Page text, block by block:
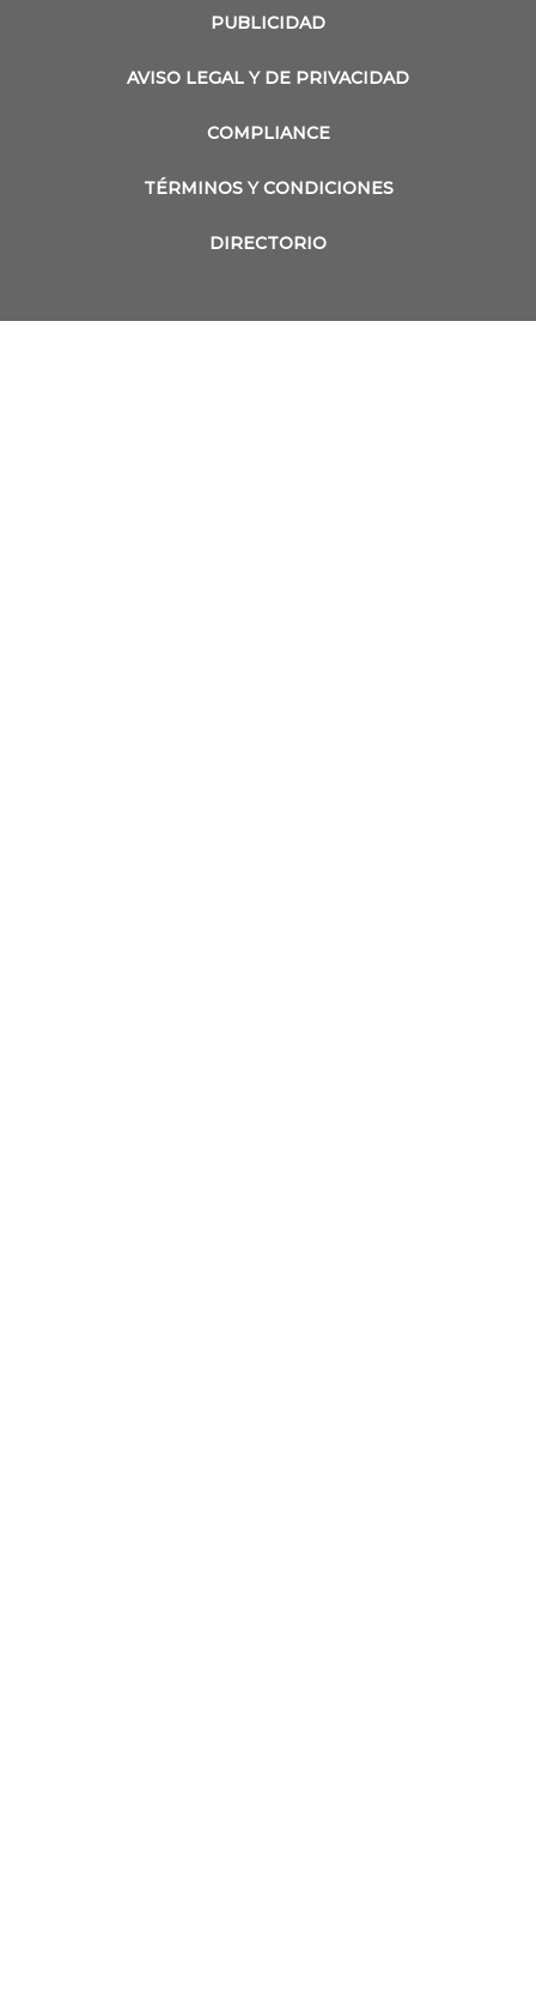
PUBLICIDAD
AVISO LEGAL Y DE PRIVACIDAD
COMPLIANCE
TÉRMINOS Y CONDICIONES
DIRECTORIO